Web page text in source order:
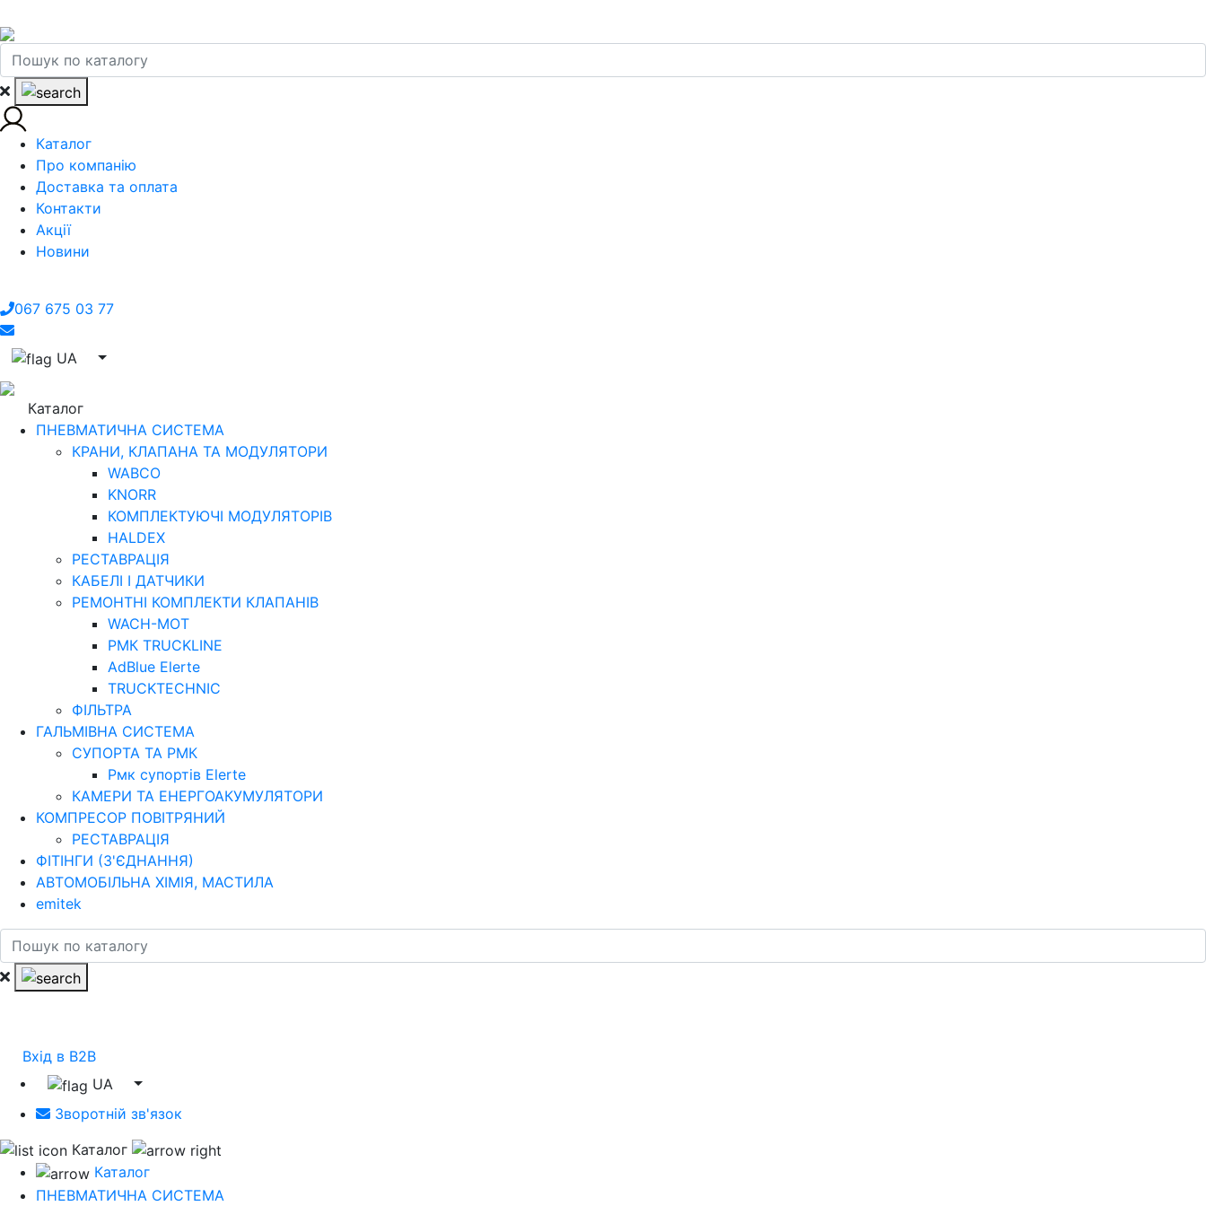
Каталог
Про компанію
Доставка та оплата
Контакти
Акції
Новини
067 675 03 77
UA
Каталог
ПНЕВМАТИЧНА СИСТЕМА
КРАНИ, КЛАПАНА ТА МОДУЛЯТОРИ
WABCO
KNORR
КОМПЛЕКТУЮЧІ МОДУЛЯТОРІВ
HALDEX
РЕСТАВРАЦІЯ
КАБЕЛІ І ДАТЧИКИ
РЕМОНТНІ КОМПЛЕКТИ КЛАПАНІВ
WACH-MOT
РМК TRUCKLINE
AdBlue Elerte
TRUCKTECHNIC
ФІЛЬТРА
ГАЛЬМІВНА СИСТЕМА
СУПОРТА ТА РМК
Рмк cупортів Elerte
КАМЕРИ ТА ЕНЕРГОАКУМУЛЯТОРИ
КОМПРЕСОР ПОВІТРЯНИЙ
РЕСТАВРАЦІЯ
ФІТІНГИ (З'ЄДНАННЯ)
АВТОМОБІЛЬНА ХІМІЯ, МАСТИЛА
emitek
Вхід в B2B
UA
Зворотній зв'язок
Каталог
Каталог
ПНЕВМАТИЧНА СИСТЕМА